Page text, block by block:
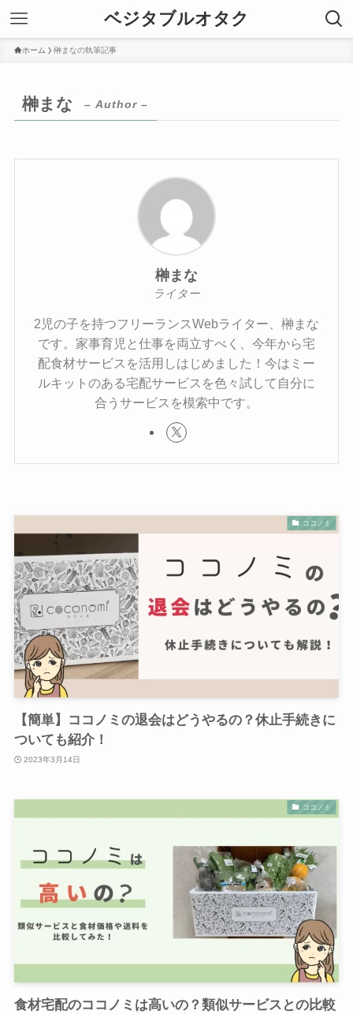
ベジタブルオタク
ホーム 榊まなの執筆記事
榊まな – Author –
榊まな
ライター
2児の子を持つフリーランスWebライター、榊まな
です。家事育児と仕事を両立すべく、今年から宅
配食材サービスを活用しはじめました！今はミー
ルキットのある宅配サービスを色々試して自分に
合うサービスを模索中です。
ココノミ
【簡単】ココノミの退会はどうやるの？休止手続きに
ついても紹介！
2023年3月14日
ココノミ
食材宅配のココノミは高いの？類似サービスとの比較